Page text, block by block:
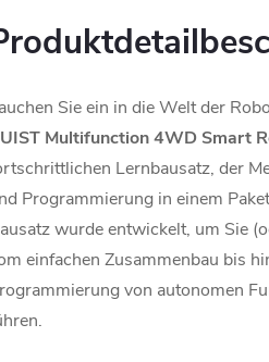
Sie ein in die Welt der
Multifunction 4WD Smart
Lernbausatz, der
Programmierung in einem
wurde entwickelt, um Sie
einfachen Zusammenbau bis
von autonomen